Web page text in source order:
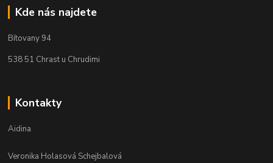
Kde nás najdete
Bítovany 94
538 51 Chrast u Chrudimi
Kontakty
Aidina
Veronika Holasová Schejbalová